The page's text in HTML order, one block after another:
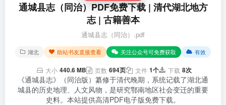
通城县志（同治）PDF免费下载 | 清代湖北地方
志 | 古籍善本
通城县志（同治）.pdf
湖北 助站书友直接查看 关注公众号可免费获取 有效
大小 440.6 MB 页数 694页 文件 1个 下载 8次
《通城县志》（同治版）纂修于清代晚期，系统记载了湖北通
城县的历史地理、人文风物，是研究鄂南地区社会变迁的重要
史料。本站提供高清PDF电子版免费下载。